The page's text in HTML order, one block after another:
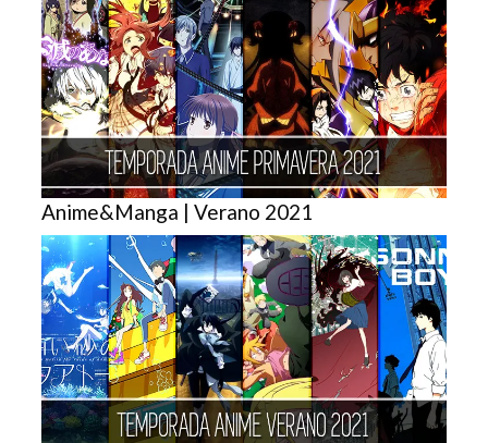
Anime&Manga | Verano 2021